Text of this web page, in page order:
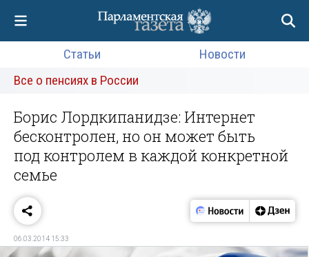
Статьи
Новости
Все о пенсиях в России
Борис Лордкипанидзе: Интернет
бесконтролен, но он может быть
под контролем в каждой конкретной
семье
06.03.2014 15:33